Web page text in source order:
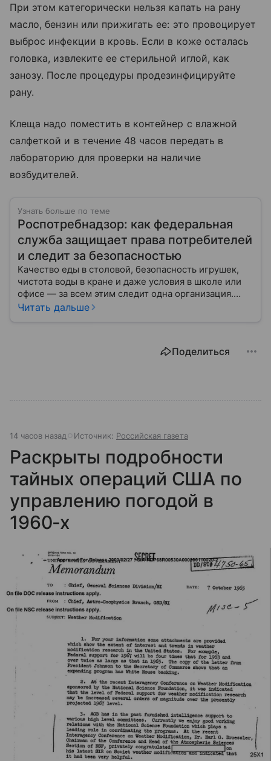
При этом категорически нельзя капать на рану
масло, бензин или прижигать ее: это провоцирует
выброс инфекции в кровь. Если в коже осталась
головка, извлеките ее стерильной иглой, как
занозу. После процедуры продезинфицируйте
рану.
Клеща надо поместить в контейнер с влажной
салфеткой и в течение 48 часов передать в
лабораторию для проверки на наличие
возбудителей.
Узнать больше по теме
Роспотребнадзор: как федеральная
служба защищает права потребителей
и следит за безопасностью
Качество еды в столовой, безопасность игрушек,
чистота воды в кране и даже условия в школе или
офисе — за всем этим следит одна организация.
Роспотребнадзор — федеральная служба, которая
её работа важна для каждого жителя России.
Читать дальше
Поделиться
14 часов назад Источник: Российская газета
Раскрыты подробности
тайных операций США по
управлению погодой в
1960-х